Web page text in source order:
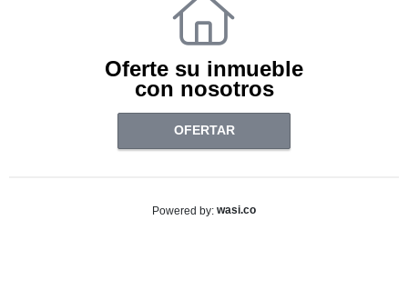
Oferte su inmueble
con nosotros
OFERTAR
Powered by: wasi.co